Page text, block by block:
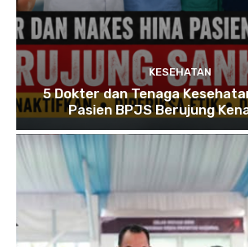
KESEHATAN
5 Dokter dan Tenaga
Pasien BPJS Berujung